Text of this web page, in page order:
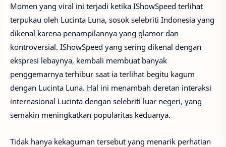
Momen yang viral ini terjadi ketika IShowSpeed terlihat
terpukau oleh Lucinta Luna, sosok selebriti Indonesia yang
dikenal karena penampilannya yang glamor dan
kontroversial. IShowSpeed yang sering dikenal dengan
ekspresi lebaynya, kembali membuat banyak
penggemarnya terhibur saat ia terlihat begitu kagum
dengan Lucinta Luna. Hal ini menambah deretan interaksi
internasional Lucinta dengan selebriti luar negeri, yang
semakin meningkatkan popularitas keduanya.
Tidak hanya kekaguman tersebut yang menarik perhatian